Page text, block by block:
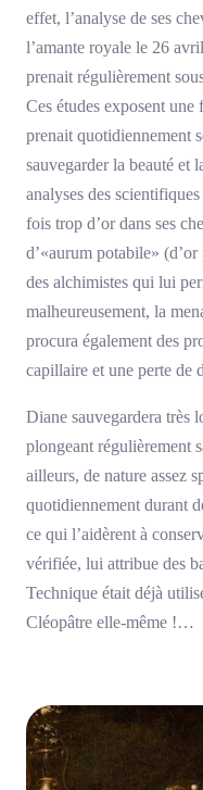
effet, l’analyse de ses
l’amante royale le 26
prenait régulièrement
Ces études exposent une
prenait quotidiennement
sauvegarder la beauté et
analyses des
fois trop d’or dans ses
d’«aurum potabile»
des alchimistes qui lui
malheureusement, la
procura également des
capillaire et une perte de
Diane sauvegardera très
plongeant régulièrement
ailleurs, de nature assez
quotidiennement durant
ce qui l’aidèrent à
vérifiée, lui attribue des
Technique était déjà
Cléopâtre elle-même !…